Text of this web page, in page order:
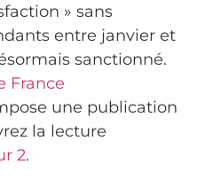
» sans
entre janvier et
sanctionné.
France
une publication
la lecture
2.